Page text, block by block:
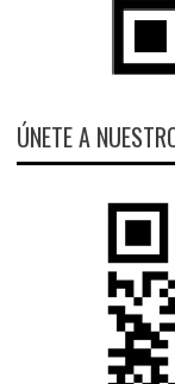
ÚNETE A